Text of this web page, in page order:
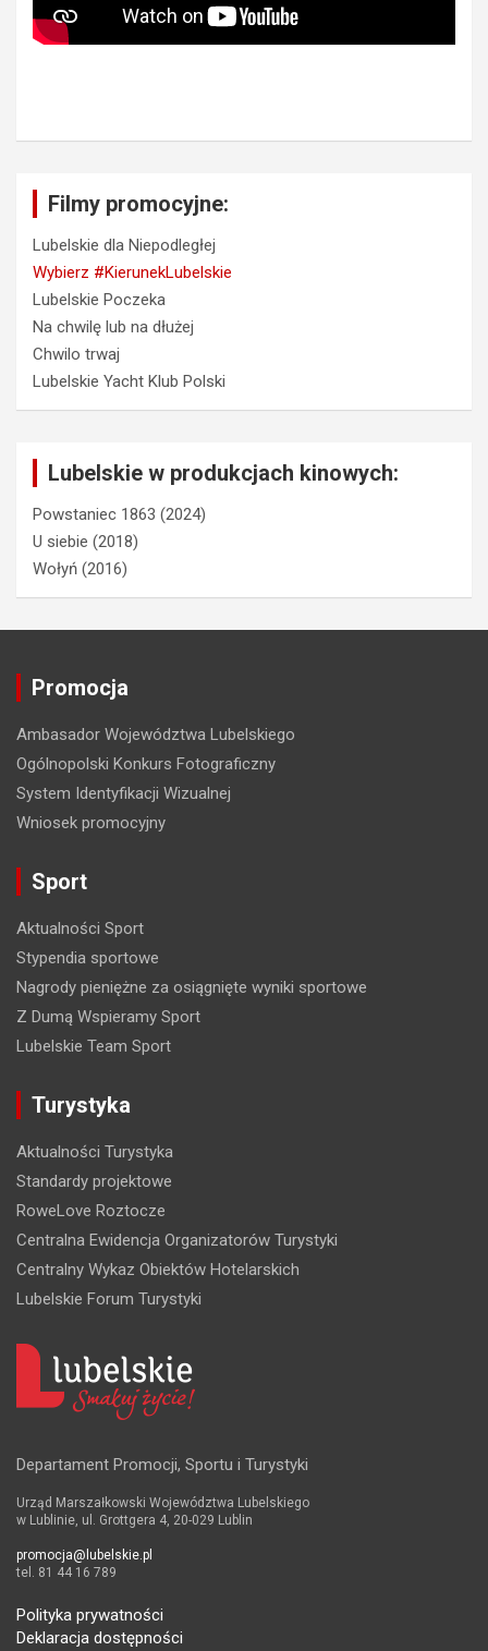
Filmy promocyjne:
Lubelskie dla Niepodległej
Wybierz #KierunekLubelskie
Lubelskie Poczeka
Na chwilę lub na dłużej
Chwilo trwaj
Lubelskie Yacht Klub Polski
Lubelskie w produkcjach kinowych:
Powstaniec 1863 (2024)
U siebie (2018)
Wołyń (2016)
Promocja
Ambasador Województwa Lubelskiego
Ogólnopolski Konkurs Fotograficzny
System Identyfikacji Wizualnej
Wniosek promocyjny
Sport
Aktualności Sport
Stypendia sportowe
Nagrody pieniężne za osiągnięte wyniki sportowe
Z Dumą Wspieramy Sport
Lubelskie Team Sport
Turystyka
Aktualności Turystyka
Standardy projektowe
RoweLove Roztocze
Centralna Ewidencja Organizatorów Turystyki
Centralny Wykaz Obiektów Hotelarskich
Lubelskie Forum Turystyki
Departament Promocji, Sportu i Turystyki
Urząd Marszałkowski Województwa Lubelskiego
w Lublinie, ul. Grottgera 4, 20-029 Lublin
promocja@lubelskie.pl
tel. 81 44 16 789
Polityka prywatności
Deklaracja dostępności